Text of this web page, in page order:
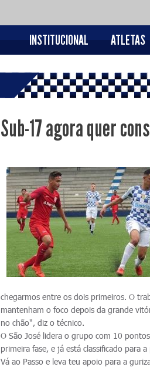
INSTITUCIONAL ATLETAS
Sub-17 agora quer
chegarmos entre os dois primeiros. O
mantenham o foco depois da grande
no chão", diz o técnico.
O São José lidera o grupo com 10
primeira fase, e já está classificado para
Vá ao Passo e leva teu apoio para a